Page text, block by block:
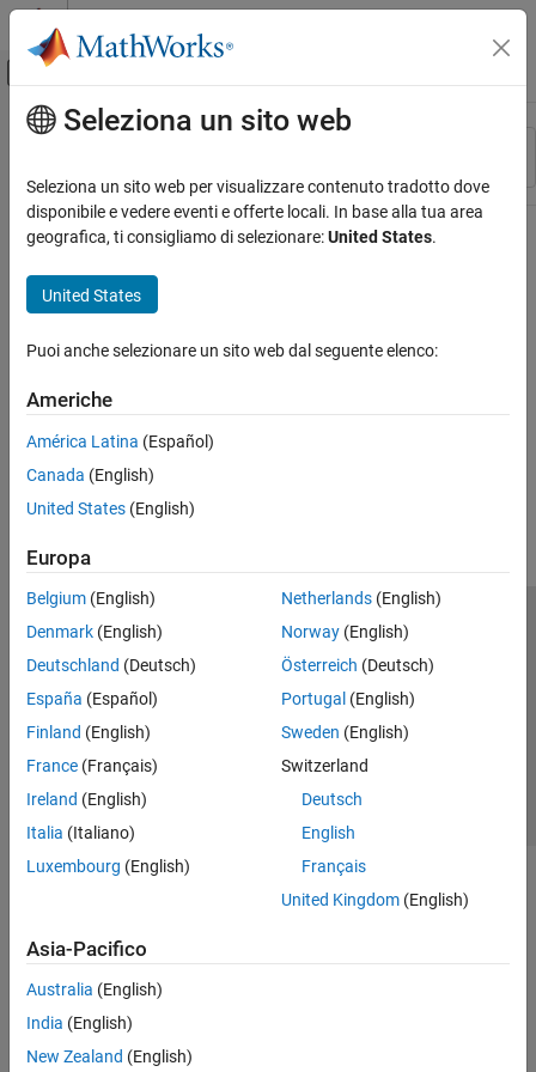
Vai al contenuto
Attiva/disattiva menu di navigazione
Risorsa
Stato
Contenuto principale
Seleziona un sito web
Seleziona un sito web per visualizzare contenuto tradotto dove
disponibile e vedere eventi e offerte locali. In base alla tua area
geografica, ti consigliamo di selezionare:United States.
United States
Puoi anche selezionare un sito web dal seguente elenco:
Americhe
América Latina (Español)
Canada (English)
United States (English)
Europa
Belgium (English)
Denmark (English)
Deutschland (Deutsch)
España (Español)
Finland (English)
France (Français)
Ireland (English)
Italia (Italiano)
Luxembourg (English)
Netherlands(English)
Norway(English)
Österreich (Deutsch)
Portugal (English)
Sweden (English)
Switzerland
Deutsch
English
Français
United Kingdom(English)
Asia-Pacifico
Australia (English)
India (English)
New Zealand (English)
Centro di fiducia
Informativa sulla privacy
Antipirateria
Stato dell'applicazione
Contatti
© 1994-2026 The MathWorks, Inc.